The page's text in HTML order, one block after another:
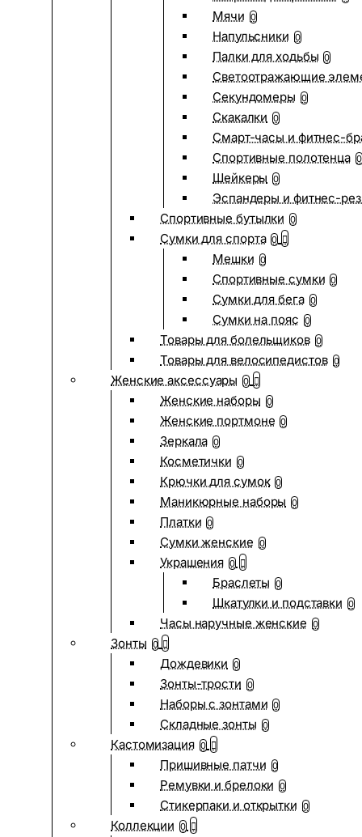
Мячи 0
Напульсники 0
Палки для ходьбы 0
Светоотражающие
Секундомеры 0
Скакалки 0
Смарт-часы и фитнес-
Спортивные полотенца 0
Шейкеры 0
Эспандеры и фитнес-
Спортивные бутылки 0
Сумки для спорта 0
Мешки 0
Спортивные сумки 0
Сумки для бега 0
Сумки на пояс 0
Товары для болельщиков 0
Товары для велосипедистов 0
Женские аксессуары 0
Женские наборы 0
Женские портмоне 0
Зеркала 0
Косметички 0
Крючки для сумок 0
Маникюрные наборы 0
Платки 0
Сумки женские 0
Украшения 0
Браслеты 0
Шкатулки и подставки 0
Часы наручные женские 0
Зонты 0
Дождевики 0
Зонты-трости 0
Наборы с зонтами 0
Складные зонты 0
Кастомизация 0
Пришивные патчи 0
Ремувки и брелоки 0
Стикерпаки и открытки 0
Коллекции 0